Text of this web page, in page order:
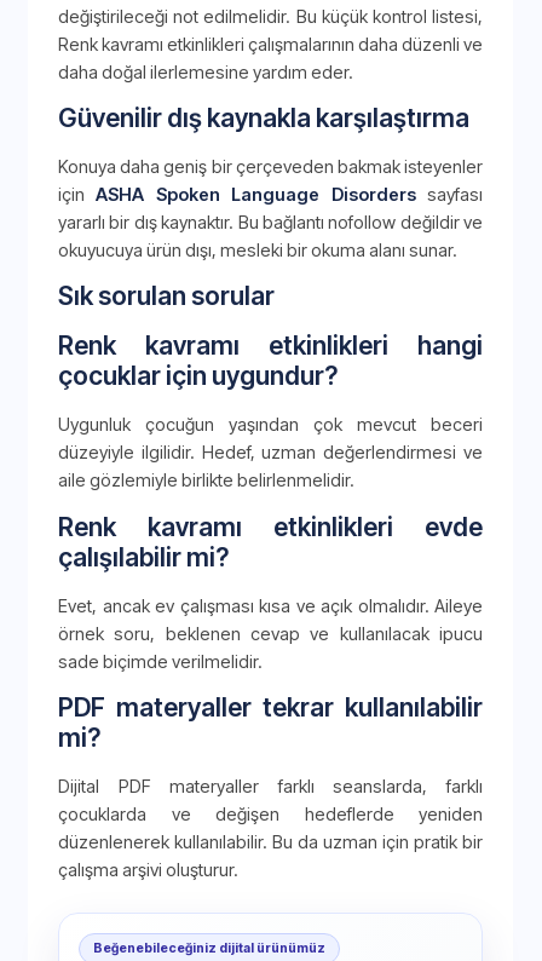
değiştirileceği not edilmelidir. Bu küçük kontrol listesi,
Renk kavramı etkinlikleri çalışmalarının daha düzenli ve
daha doğal ilerlemesine yardım eder.
Güvenilir dış kaynakla karşılaştırma
Konuya daha geniş bir çerçeveden bakmak isteyenler
içinASHA Spoken Language Disorderssayfası
yararlı bir dış kaynaktır. Bu bağlantı nofollow değildir ve
okuyucuya ürün dışı, mesleki bir okuma alanı sunar.
Sık sorulan sorular
Renk kavramı etkinlikleri hangi
çocuklar için uygundur?
Uygunluk çocuğun yaşından çok mevcut beceri
düzeyiyle ilgilidir. Hedef, uzman değerlendirmesi ve
aile gözlemiyle birlikte belirlenmelidir.
Renk kavramı etkinlikleri evde
çalışılabilir mi?
Evet, ancak ev çalışması kısa ve açık olmalıdır. Aileye
örnek soru, beklenen cevap ve kullanılacak ipucu
sade biçimde verilmelidir.
PDF materyaller tekrar kullanılabilir
mi?
Dijital PDF materyaller farklı seanslarda, farklı
çocuklarda ve değişen hedeflerde yeniden
düzenlenerek kullanılabilir. Bu da uzman için pratik bir
çalışma arşivi oluşturur.
Beğenebileceğiniz dijital ürünümüz